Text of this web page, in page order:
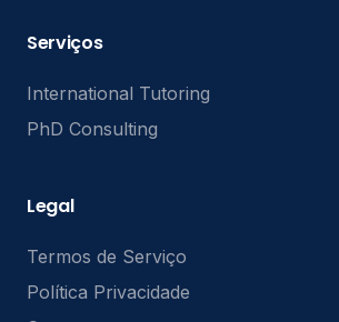
Serviços
International Tutoring
PhD Consulting
Legal
Termos de Serviço
Política Privacidade